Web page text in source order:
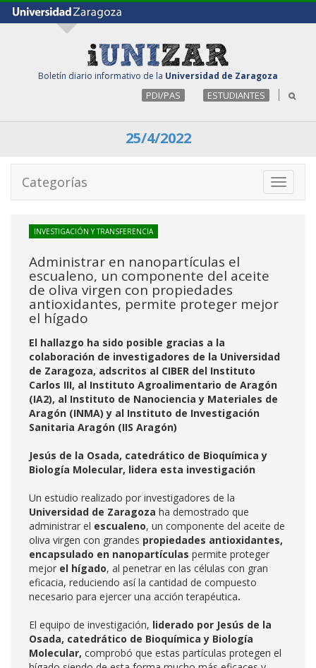
Boletín diario informativo de la Universidad de Zaragoza
PDI/PAS ESTUDIANTES
25/4/2022
Toggle
Categorías
INVESTIGACIÓN Y TRANSFERENCIA
Administrar en nanopartículas el
escualeno, un componente del aceite
de oliva virgen con propiedades
antioxidantes, permite proteger mejor
el hígado
El hallazgo ha sido posible gracias a la
colaboración de investigadores de la Universidad
de Zaragoza, adscritos al CIBER del Instituto
Carlos III, al Instituto Agroalimentario de Aragón
(IA2), al Instituto de Nanociencia y Materiales de
Aragón (INMA) y al Instituto de Investigación
Sanitaria Aragón (IIS Aragón)
Jesús de la Osada, catedrático de Bioquímica y
Biología Molecular, lidera esta investigación
Un estudio realizado por investigadores de la
Universidad de Zaragoza ha demostrado que
administrar el escualeno, un componente del aceite de
oliva virgen con grandes propiedades antioxidantes,
encapsulado en nanopartículas permite proteger
mejor el hígado, al penetrar en las células con gran
eficacia, reduciendo así la cantidad de compuesto
necesario para ejercer una acción terapéutica.
El equipo de investigación, liderado por Jesús de la
Osada, catedrático de Bioquímica y Biología
Molecular, comprobó que estas partículas protegen el